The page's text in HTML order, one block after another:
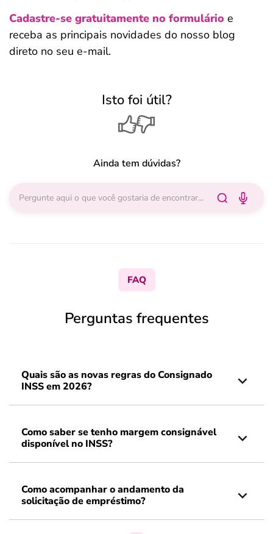
Cadastre-se gratuitamente no formulário e
receba as principais novidades do nosso blog
direto no seu e-mail.
Isto foi útil?
Ainda tem dúvidas?
FAQ
Perguntas frequentes
Quais são as novas regras do Consignado
INSS em 2026?
Como saber se tenho margem consignável
disponível no INSS?
Como acompanhar o andamento da
solicitação de empréstimo?